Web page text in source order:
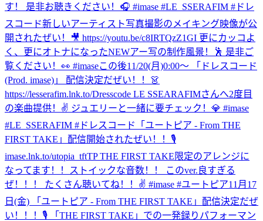
す！ 是非お聴きください！🎧 #imase #LE_SSERAFIM #ドレ
スコード新しいアーティスト写真撮影のメイキング映像が公
開されたぜい！🎥 https://youtu.be/c8IRTQzZ1GI 更にカッコよ
く、更にオトナになったNEWアー写の制作風景！🕺 是非ご
覧ください！👀 #imaseこの後11/20(月)0:00〜 「ドレスコード
(Prod. imase)」 配信決定だぜい！！👗
https://lesserafim.lnk.to/Dresscode LE SSEARAFIMさんへ2度目
の楽曲提供！✌️ ジュエリーと一緒に要チェック！💎 #imase
#LE_SSERAFIM #ドレスコード
「ユートピア - From THE
FIRST TAKE」配信開始されたぜい！！🎙
imase.lnk.to/utopia_tftTP THE FIRST TAKE限定のアレンジに
なってます！！ストイックな音数！！ このver.良すぎる
ぜ！！！ たくさん聴いてね！！✌️ #imase #ユートピア11月17
日(金) 「ユートピア - From THE FIRST TAKE」配信決定だぜ
い！！！🎙 「THE FIRST TAKE」での一発録りパフォーマン